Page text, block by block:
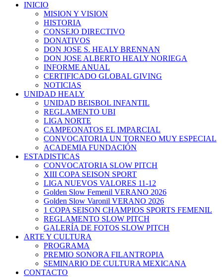
INICIO
MISION Y VISION
HISTORIA
CONSEJO DIRECTIVO
DONATIVOS
DON JOSE S. HEALY BRENNAN
DON JOSE ALBERTO HEALY NORIEGA
INFORME ANUAL
CERTIFICADO GLOBAL GIVING
NOTICIAS
UNIDAD HEALY
UNIDAD BEISBOL INFANTIL
REGLAMENTO UBI
LIGA NORTE
CAMPEONATOS EL IMPARCIAL
CONVOCATORIA UN TORNEO MUY ESPECIAL
ACADEMIA FUNDACIÓN
ESTADISTICAS
CONVOCATORIA SLOW PITCH
XIII COPA SEISON SPORT
LIGA NUEVOS VALORES 11-12
Golden Slow Femenil VERANO 2026
Golden Slow Varonil VERANO 2026
1 COPA SEISON CHAMPIOS SPORTS FEMENIL
REGLAMENTO SLOW PITCH
GALERÍA DE FOTOS SLOW PITCH
ARTE Y CULTURA
PROGRAMA
PREMIO SONORA FILANTROPIA
SEMINARIO DE CULTURA MEXICANA
CONTACTO